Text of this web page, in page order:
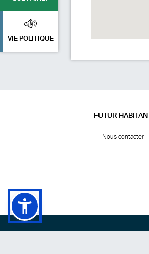
VIE POLITIQUE
FUTUR HABITANT
Nous contacter